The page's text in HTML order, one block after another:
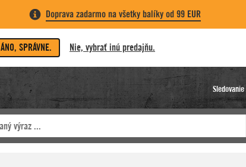
Doprava zadarmo na všetky balíky od 99 EUR
ÁNO, SPRÁVNE. Nie, vybrať inú predajňu.